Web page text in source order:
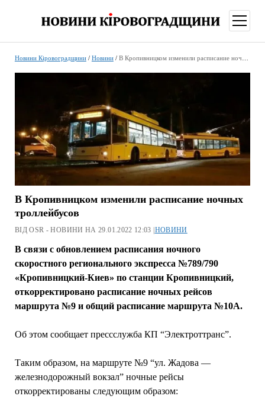
меню
Новини Кіровоградщини/ Новини/ В Кропивницком изменили расписание ночных троллейбусов
В Кропивницком изменили расписание ночных
троллейбусов
ВІД OSR - НОВИНИ НА 29.01.2022 12:03 | НОВИНИ
В связи с обновлением расписания ночного
скоростного регионального экспресса №789/790
«Кропивницкий-Киев» по станции Кропивницкий,
откорректировано расписание ночных рейсов
маршрута №9 и общий расписание маршрута №10А.
Об этом сообщает прессслужба КП “Электроттранс”.
Таким образом, на маршруте №9 “ул. Жадова —
железнодорожный вокзал” ночные рейсы
откорректированы следующим образом: